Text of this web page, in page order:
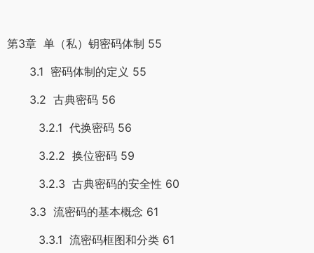
第3章 单（私）钥密码体制 55
3.1 密码体制的定义 55
3.2 古典密码 56
3.2.1 代换密码 56
3.2.2 换位密码 59
3.2.3 古典密码的安全性 60
3.3 流密码的基本概念 61
3.3.1 流密码框图和分类 61